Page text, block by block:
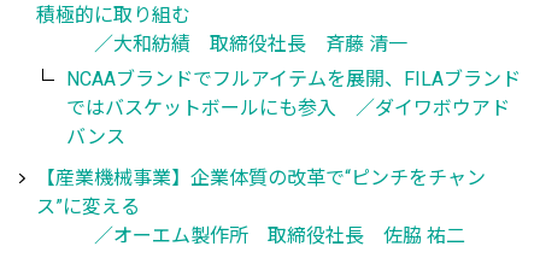
積極的に取り組む
／大和紡績 取締役社長 斉藤 清一
NCAAブランドでフルアイテムを展開、FILAブランド
ではバスケットボールにも参入 ／ダイワボウアド
バンス
【産業機械事業】企業体質の改革で“ピンチをチャン
ス”に変える
／オーエム製作所 取締役社長 佐脇 祐二